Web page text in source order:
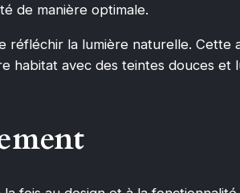
de manière optimale.
la lumière naturelle. Cette
habitat avec des teintes douces